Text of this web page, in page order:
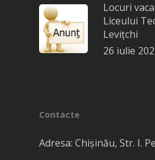
Locuri
Liceului
Levițchi
26 iulie
Contacte
Adresa: Chișinău, Str. I.